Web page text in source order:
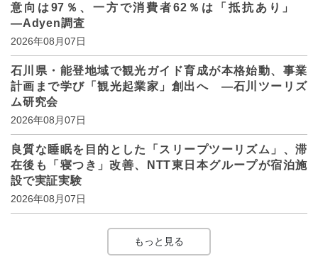
意向は97％、一方で消費者62％は「抵抗あり」
―Adyen調査
2026年08月07日
石川県・能登地域で観光ガイド育成が本格始動、事業
計画まで学び「観光起業家」創出へ ―石川ツーリズ
ム研究会
2026年08月07日
良質な睡眠を目的とした「スリープツーリズム」、滞
在後も「寝つき」改善、NTT東日本グループが宿泊施
設で実証実験
2026年08月07日
もっと見る